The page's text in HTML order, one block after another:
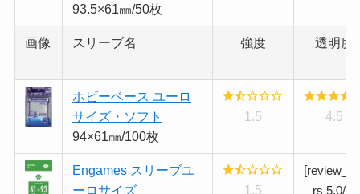
93.5×61㎜/50枚
画像 スリーブ名 強度 透明度
ホビーベース ユーロ
サイズ・ソフト
94×61㎜/100枚
1.5 4.5
Engames スリーブユ
ーロサイズ
1.5
[
rs 5.0/5]